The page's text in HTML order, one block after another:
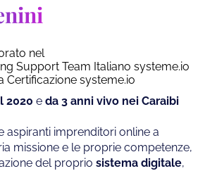
nel
Support Team Italiano systeme.io
Certificazione systeme.io
2020 e da 3 anni vivo nei Caraibi
aspiranti imprenditori online a
missione e le proprie competenze,
del proprio sistema digitale,